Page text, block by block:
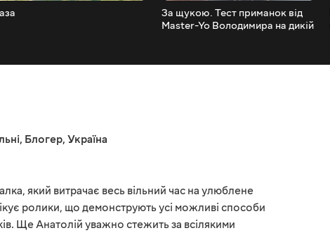
За щукою. Тест приманок від
Master-Yo Володимира на дикій
, Блогер, Україна
який витрачає весь вільний час на улюблене
ролики, що демонструють усі можливі способи
Ще Анатолій уважно стежить за всілякими